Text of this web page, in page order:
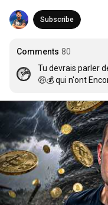
Subscribe
Comments 80
Tu devrais parler
🤑💰 qui n'ont